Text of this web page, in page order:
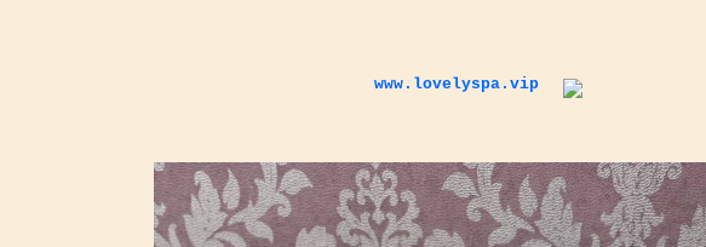
www.lovelyspa.vip